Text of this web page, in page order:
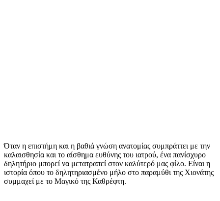
Όταν η επιστήμη και η βαθιά γνώση ανατομίας συμπράττει με την
καλαισθησία και το αίσθημα ευθύνης του ιατρού, ένα πανίσχυρο
δηλητήριο μπορεί να μετατραπεί στον καλύτερό μας φίλο. Είναι η
ιστορία όπου το δηλητηριασμένο μήλο στο παραμύθι της Χιονάτης
συμμαχεί με το Μαγικό της Καθρέφτη.